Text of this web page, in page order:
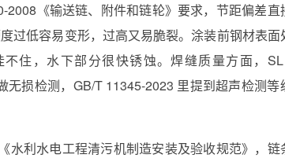
《输送链、附件和链轮》要求，节距偏差直
过低容易变形，过高又易脆裂。涂装前钢材表面
住，水下部分很快锈蚀。焊缝质量方面，
损检测，GB/T 11345-2023 里提到超声检测等
水利水电工程清污机制造安装及验收规范》，链